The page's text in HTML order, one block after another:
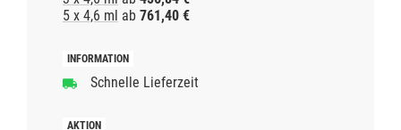
5 x 4,6 ml ab 761,40 €
Schnelle Lieferzeit